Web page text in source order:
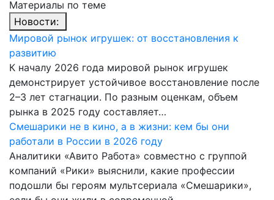
Материалы по теме
Новости:
Мировой рынок игрушек: от восстановления к
развитию
К началу 2026 года мировой рынок игрушек
демонстрирует устойчивое восстановление после
2–3 лет стагнации. По разным оценкам, объем
рынка в 2025 году составляет…
Смешарики не в кино, а в жизни: кем бы они
работали в России в 2026 году
Аналитики «Авито Работа» совместно с группой
компаний «Рики» выяснили, какие профессии
подошли бы героям мультсериала «Смешарики»,